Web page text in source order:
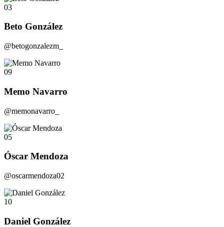
03
Beto González
@betogonzalezm_
09
Memo Navarro
@memonavarro_
05
Óscar Mendoza
@oscarmendoza02
10
Daniel González